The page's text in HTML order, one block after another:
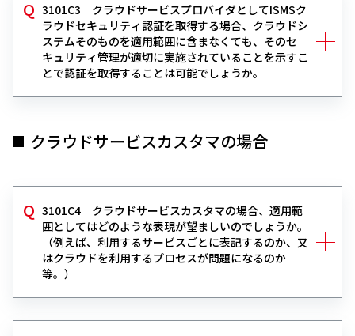
3101C3 クラウドサービスプロバイダとしてISMSク
ラウドセキュリティ認証を取得する場合、クラウドシ
ステムそのものを適用範囲に含まなくても、そのセ
キュリティ管理が適切に実施されていることを示すこ
とで認証を取得することは可能でしょうか。
クラウドサービスカスタマの場合
3101C4 クラウドサービスカスタマの場合、適用範
囲としてはどのような表現が望ましいのでしょうか。
（例えば、利用するサービスごとに表記するのか、又
はクラウドを利用するプロセスが問題になるのか
等。）